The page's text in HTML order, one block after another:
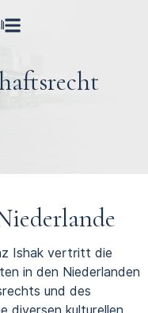
Ishak vertritt die
in den Niederlanden
und des